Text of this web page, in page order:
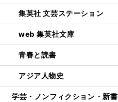
集英社 文芸ステーション
web 集英社文庫
青春と読書
アジア人物史
学芸・ノンフィクション・新書